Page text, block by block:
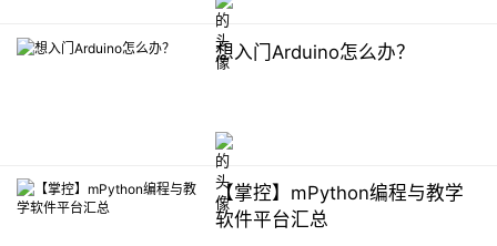
想入门Arduino怎么办？
【掌控】mPython编程与教学
软件平台汇总